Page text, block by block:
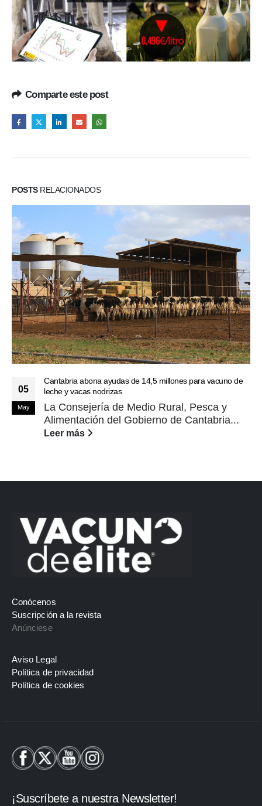
Comparte este post
POSTSRELACIONADOS
05
May
Cantabria abona ayudas de 14,5 millones para vacuno de
leche y vacas nodrizas
La Consejería de Medio Rural, Pesca y
Alimentación del Gobierno de Cantabria...
Leer más
Conócenos
Suscripción a la revista
Anúnciese
Aviso Legal
Política de privacidad
Política de cookies
¡Suscríbete a nuestra Newsletter!